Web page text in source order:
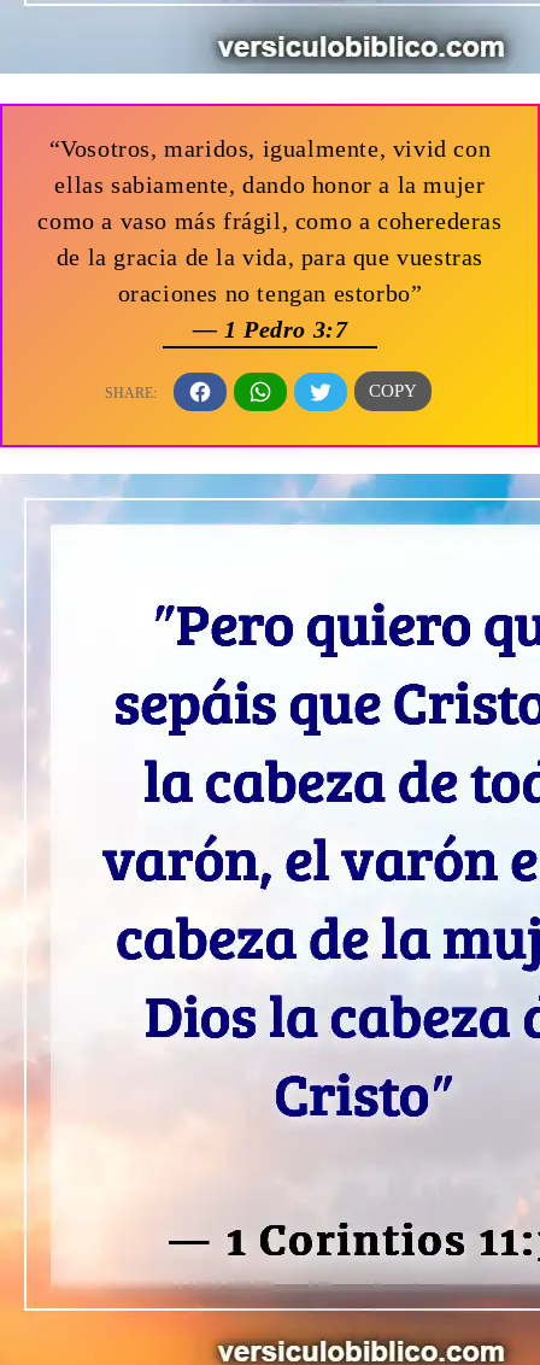
“Vosotros, maridos, igualmente, vivid con
ellas sabiamente, dando honor a la mujer
como a vaso más frágil, como a coherederas
de la gracia de la vida, para que vuestras
oraciones no tengan estorbo”
— 1 Pedro 3:7